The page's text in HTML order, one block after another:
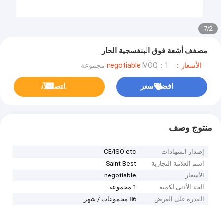
2
/
7
مصفف أشعة فوق البنفسجية الحار
الأسعار：negotiable MOQ：1 مجموعة
افضل سعر ﺎﺘﺼﻟ ﺍﻶﻧ
منتوج وصف
إصدار الشهادات
CE/ISO etc
اسم العلامة التجارية
Saint Best
الأسعار
negotiable
الحد الأدنى لكمية
1 مجموعة
القدرة على العرض
86 مجموعات / شهر